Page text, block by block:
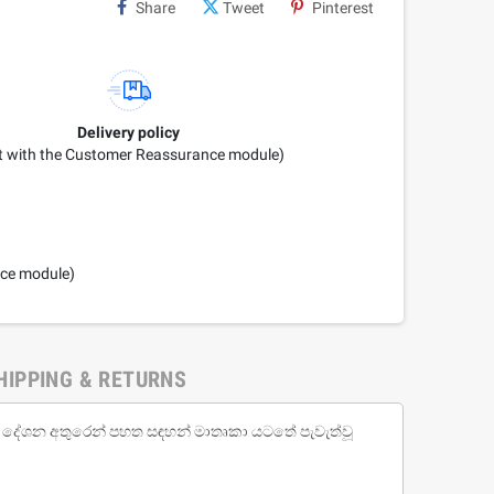
Share Tweet Pinterest
Delivery policy
with the Customer Reassurance module)
module)
& RETURNS
අතුරෙන් පහත සඳහන් මාතෘකා යටතේ පැවැත්වූ